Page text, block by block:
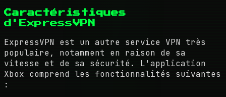
Caractéristiques
d'ExpressVPN
ExpressVPN est un autre service VPN très
populaire, notamment en raison de sa
vitesse et de sa sécurité. L'application
Xbox comprend les fonctionnalités suivantes
: